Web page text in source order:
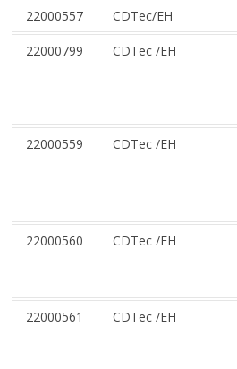
22000557 CDTec/EH
22000799 CDTec /EH
22000559 CDTec /EH
22000560 CDTec /EH
22000561 CDTec /EH